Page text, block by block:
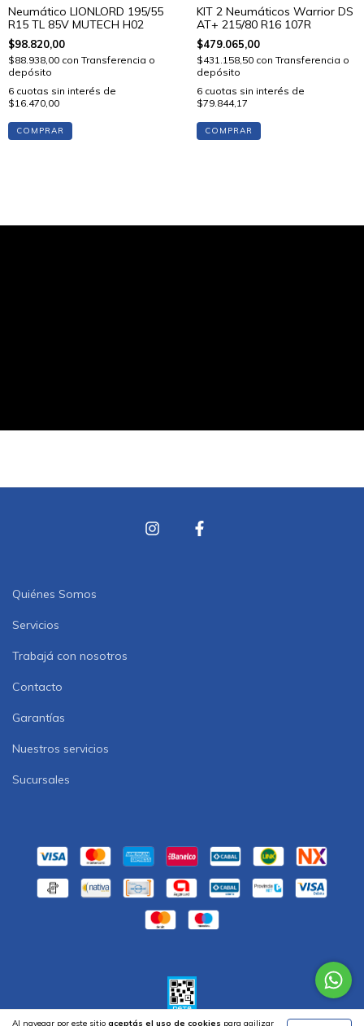
Al navegar por este sitio aceptás el uso de cookies para agilizar
Neumático LIONLORD 195/55
R15 TL 85V MUTECH H02
$98.820,00
$88.938,00 con Transferencia o
depósito
6 cuotas sin interés de
$16.470,00
COMPRAR
KIT 2 Neumáticos Warrior DS
AT+ 215/80 R16 107R
$479.065,00
$431.158,50 con Transferencia o
depósito
6 cuotas sin interés de
$79.844,17
COMPRAR
Quiénes Somos
Servicios
Trabajá con nosotros
Contacto
Garantías
Nuestros servicios
Sucursales